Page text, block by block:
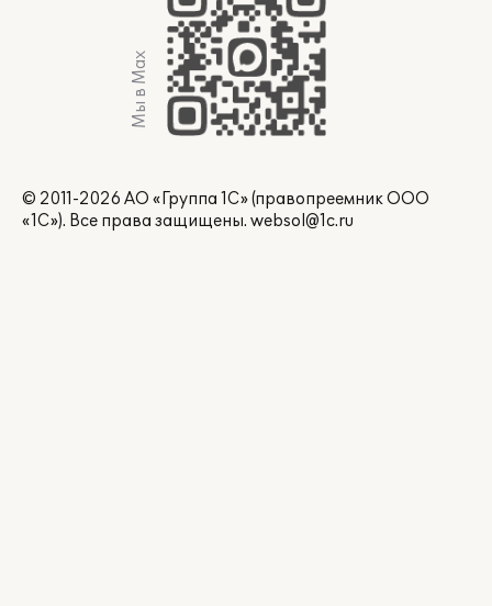
Мы в Max
© 2011-2026 АО «Группа 1С» (правопреемник ООО
«1С»). Все права защищены. websol@1c.ru